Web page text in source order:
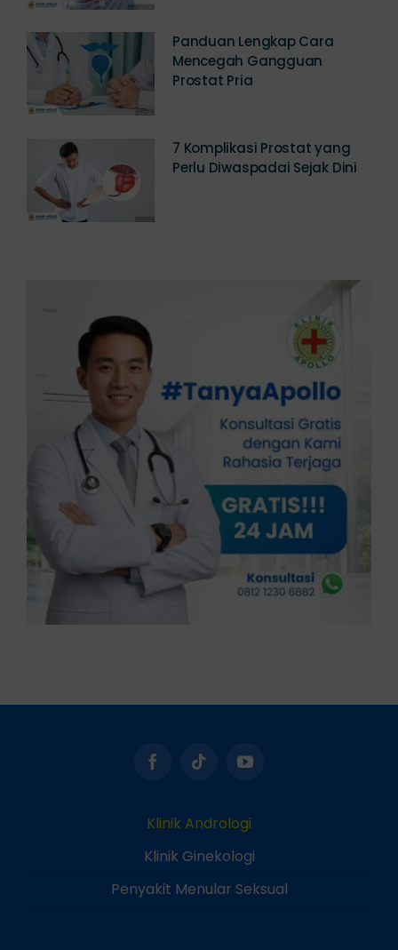
Panduan Lengkap Cara
Mencegah Gangguan
Prostat Pria
7 Komplikasi Prostat yang
Perlu Diwaspadai Sejak Dini
Klinik Andrologi
Klinik Ginekologi
Penyakit Menular Seksual